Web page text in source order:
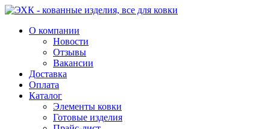
О компании
Новости
Отзывы
Вакансии
Доставка
Оплата
Каталог
Элементы ковки
Готовые изделия